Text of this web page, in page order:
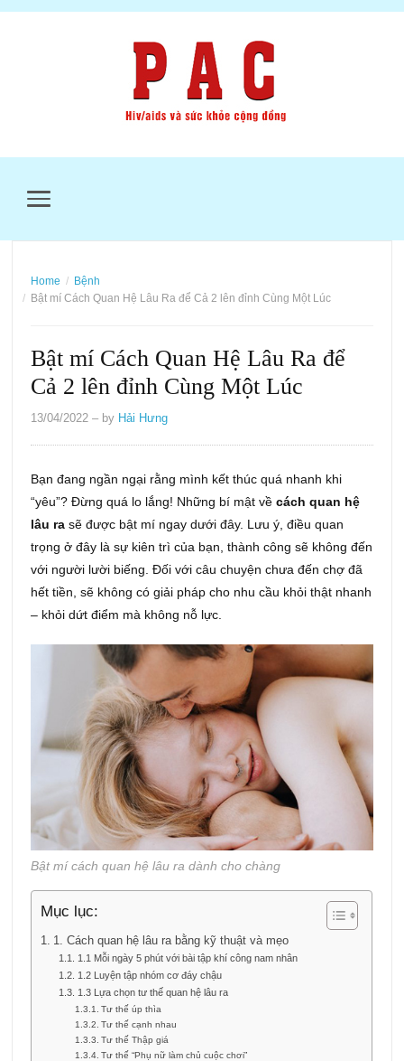
MENU
Home
Bệnh
Bật mí Cách Quan Hệ Lâu Ra để Cả 2 lên đỉnh Cùng Một Lúc
Bật mí Cách Quan Hệ Lâu Ra để
Cả 2 lên đỉnh Cùng Một Lúc
13/04/2022 – by Hải Hưng
Bạn đang ngần ngại rằng mình kết thúc quá nhanh khi
“yêu”? Đừng quá lo lắng! Những bí mật vềcách quan hệ
lâu ra sẽ được bật mí ngay dưới đây. Lưu ý, điều quan
trọng ở đây là sự kiên trì của bạn, thành công sẽ không đến
với người lười biếng. Đối với câu chuyện chưa đến chợ đã
hết tiền, sẽ không có giải pháp cho nhu cầu khỏi thật nhanh
– khỏi dứt điểm mà không nỗ lực.
Bật mí cách quan hệ lâu ra dành cho chàng
Mục lục:
1. Cách quan hệ lâu ra bằng kỹ thuật và mẹo
1.1 Mỗi ngày 5 phút với bài tập khí công nam nhân
1.2 Luyện tập nhóm cơ đáy chậu
1.3 Lựa chọn tư thế quan hệ lâu ra
Tư thế úp thìa
Tư thế cạnh nhau
Tư thế Thập giá
Tư thế “Phụ nữ làm chủ cuộc chơi”